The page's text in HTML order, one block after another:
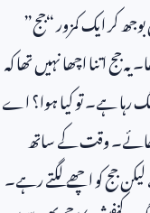
کر ایک کمزور “جج”
جج اتنا اچھا نہیں تھا کہ
رہا ہے۔ تو کیا ہوا؟ اے
جائے۔ وقت کے ساتھ
جج کو اچھے لگتے رہے۔